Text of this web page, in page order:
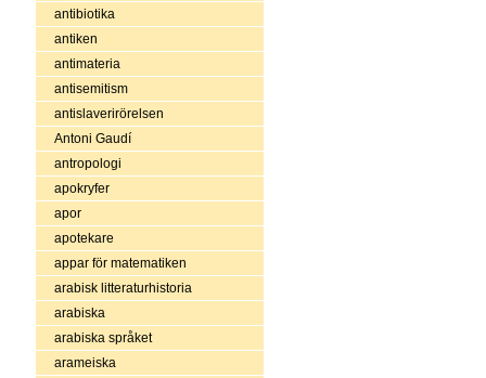
antibiotika
antiken
antimateria
antisemitism
antislaverirörelsen
Antoni Gaudí
antropologi
apokryfer
apor
apotekare
appar för matematiken
arabisk litteraturhistoria
arabiska
arabiska språket
arameiska